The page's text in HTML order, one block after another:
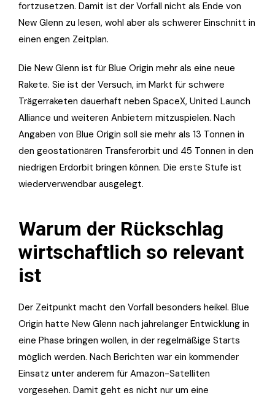
fortzusetzen. Damit ist der Vorfall nicht als Ende von
New Glenn zu lesen, wohl aber als schwerer Einschnitt in
einen engen Zeitplan.
Die New Glenn ist für Blue Origin mehr als eine neue
Rakete. Sie ist der Versuch, im Markt für schwere
Trägerraketen dauerhaft neben SpaceX, United Launch
Alliance und weiteren Anbietern mitzuspielen. Nach
Angaben von Blue Origin soll sie mehr als 13 Tonnen in
den geostationären Transferorbit und 45 Tonnen in den
niedrigen Erdorbit bringen können. Die erste Stufe ist
wiederverwendbar ausgelegt.
Warum der Rückschlag
wirtschaftlich so relevant
ist
Der Zeitpunkt macht den Vorfall besonders heikel. Blue
Origin hatte New Glenn nach jahrelanger Entwicklung in
eine Phase bringen wollen, in der regelmäßige Starts
möglich werden. Nach Berichten war ein kommender
Einsatz unter anderem für Amazon-Satelliten
vorgesehen. Damit geht es nicht nur um eine